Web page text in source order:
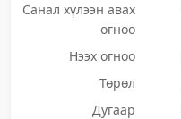
Санал хүлээн авах
огноо
Нээх огноо
Төрөл
Дугаар